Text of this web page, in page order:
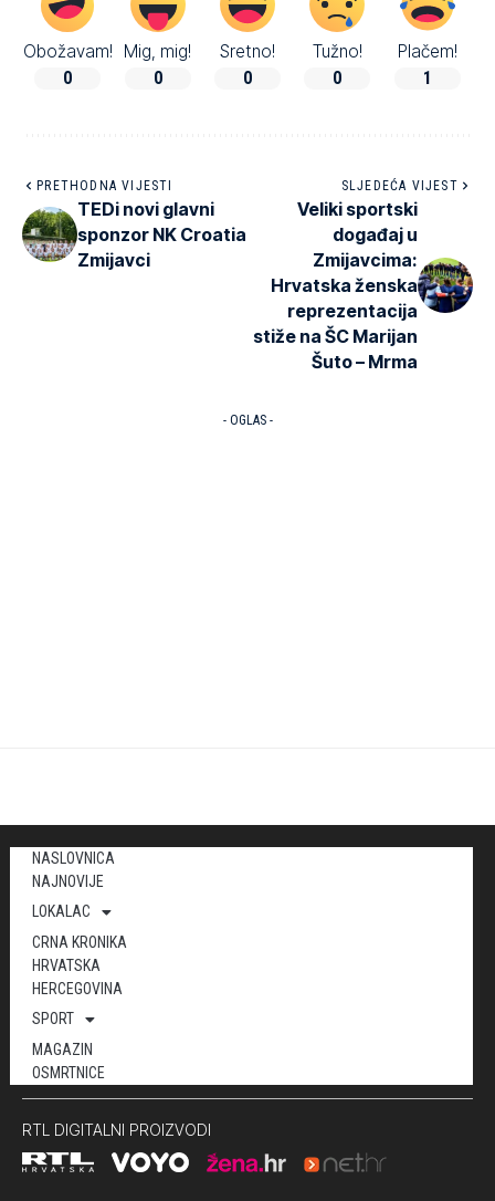
Obožavam!
0
Mig, mig!
0
Sretno!
0
Tužno!
0
Plačem!
1
PRETHODNA VIJESTI
TEDi novi glavni
sponzor NK Croatia
Zmijavci
SLJEDEĆA VIJEST
Veliki sportski
događaj u
Zmijavcima:
Hrvatska ženska
reprezentacija
stiže na ŠC Marijan
Šuto – Mrma
- OGLAS -
NASLOVNICA
NAJNOVIJE
LOKALAC
CRNA KRONIKA
HRVATSKA
HERCEGOVINA
SPORT
MAGAZIN
OSMRTNICE
RTL DIGITALNI PROIZVODI